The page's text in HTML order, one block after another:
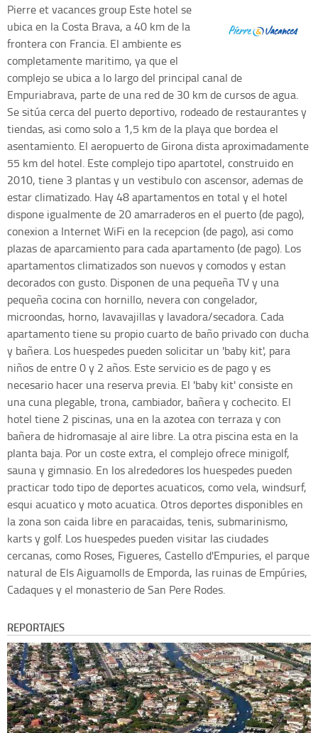
Pierre et vacances group Este hotel se
ubica en la Costa Brava, a 40 km de la
frontera con Francia. El ambiente es
completamente maritimo, ya que el
complejo se ubica a lo largo del principal canal de
Empuriabrava, parte de una red de 30 km de cursos de agua.
Se sitúa cerca del puerto deportivo, rodeado de restaurantes y
tiendas, asi como solo a 1,5 km de la playa que bordea el
asentamiento. El aeropuerto de Girona dista aproximadamente
55 km del hotel. Este complejo tipo apartotel, construido en
2010, tiene 3 plantas y un vestibulo con ascensor, ademas de
estar climatizado. Hay 48 apartamentos en total y el hotel
dispone igualmente de 20 amarraderos en el puerto (de pago),
conexion a Internet WiFi en la recepcion (de pago), asi como
plazas de aparcamiento para cada apartamento (de pago). Los
apartamentos climatizados son nuevos y comodos y estan
decorados con gusto. Disponen de una pequeña TV y una
pequeña cocina con hornillo, nevera con congelador,
microondas, horno, lavavajillas y lavadora/secadora. Cada
apartamento tiene su propio cuarto de baño privado con ducha
y bañera. Los huespedes pueden solicitar un 'baby kit', para
niños de entre 0 y 2 años. Este servicio es de pago y es
necesario hacer una reserva previa. El 'baby kit' consiste en
una cuna plegable, trona, cambiador, bañera y cochecito. El
hotel tiene 2 piscinas, una en la azotea con terraza y con
bañera de hidromasaje al aire libre. La otra piscina esta en la
planta baja. Por un coste extra, el complejo ofrece minigolf,
sauna y gimnasio. En los alrededores los huespedes pueden
practicar todo tipo de deportes acuaticos, como vela, windsurf,
esqui acuatico y moto acuatica. Otros deportes disponibles en
la zona son caida libre en paracaidas, tenis, submarinismo,
karts y golf. Los huespedes pueden visitar las ciudades
cercanas, como Roses, Figueres, Castello d'Empuries, el parque
natural de Els Aiguamolls de Emporda, las ruinas de Empúries,
Cadaques y el monasterio de San Pere Rodes.
REPORTAJES